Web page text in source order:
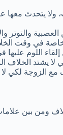
ولا يتحدث معها
والتوتر
خاصة في وقت
إلقاء اللوم
يشتد الخلاف
مع الزوجة لكي
ومن بين